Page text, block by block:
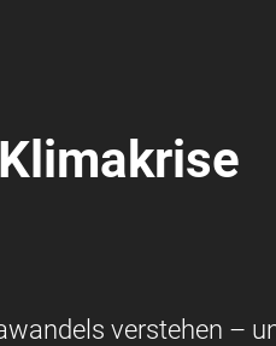
verstehen –